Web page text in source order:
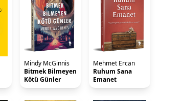
Mindy McGinnis
Bitmek Bilmeyen
Kötü Günler
Mehmet Ercan
Ruhum Sana
Emanet